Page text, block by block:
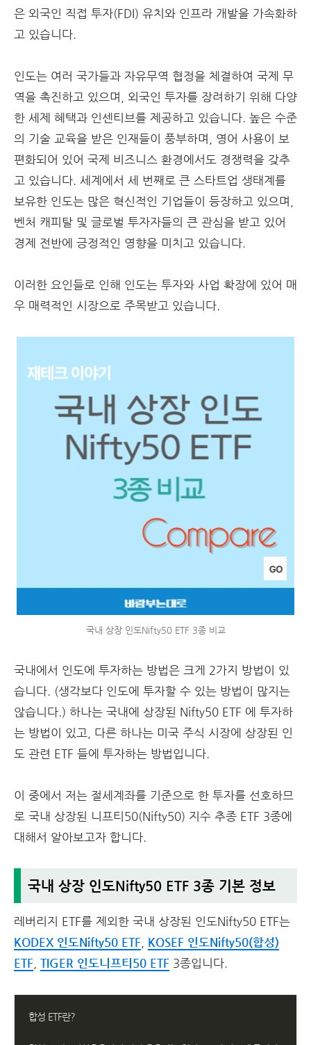
은 외국인 직접 투자(FDI) 유치와 인프라 개발을 가속화하
고 있습니다.
인도는 여러 국가들과 자유무역 협정을 체결하여 국제 무
역을 촉진하고 있으며, 외국인 투자를 장려하기 위해 다양
한 세제 혜택과 인센티브를 제공하고 있습니다. 높은 수준
의 기술 교육을 받은 인재들이 풍부하며, 영어 사용이 보
편화되어 있어 국제 비즈니스 환경에서도 경쟁력을 갖추
고 있습니다. 세계에서 세 번째로 큰 스타트업 생태계를
보유한 인도는 많은 혁신적인 기업들이 등장하고 있으며,
벤처 캐피탈 및 글로벌 투자자들의 큰 관심을 받고 있어
경제 전반에 긍정적인 영향을 미치고 있습니다.
이러한 요인들로 인해 인도는 투자와 사업 확장에 있어 매
우 매력적인 시장으로 주목받고 있습니다.
국내 상장 인도Nifty50 ETF 3종 비교
국내에서 인도에 투자하는 방법은 크게 2가지 방법이 있
습니다. (생각보다 인도에 투자할 수 있는 방법이 많지는
않습니다.) 하나는 국내에 상장된 Nifty50 ETF 에 투자하
는 방법이 있고, 다른 하나는 미국 주식 시장에 상장된 인
도 관련 ETF 들에 투자하는 방법입니다.
이 중에서 저는 절세계좌를 기준으로 한 투자를 선호하므
로 국내 상장된 니프티50(Nifty50) 지수 추종 ETF 3종에
대해서 알아보고자 합니다.
국내 상장 인도Nifty50 ETF 3종 기본 정보
레버리지 ETF를 제외한 국내 상장된 인도Nifty50 ETF는
KODEX 인도Nifty50 ETF KOSEF 인도Nifty50(합성)
ETF TIGER 인도니프티50 ETF 3종입니다.
합성 ETF란?